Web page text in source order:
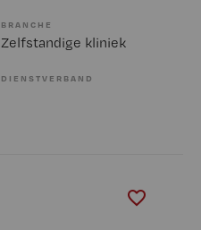
BRANCHE
Zelfstandige kliniek
DIENSTVERBAND